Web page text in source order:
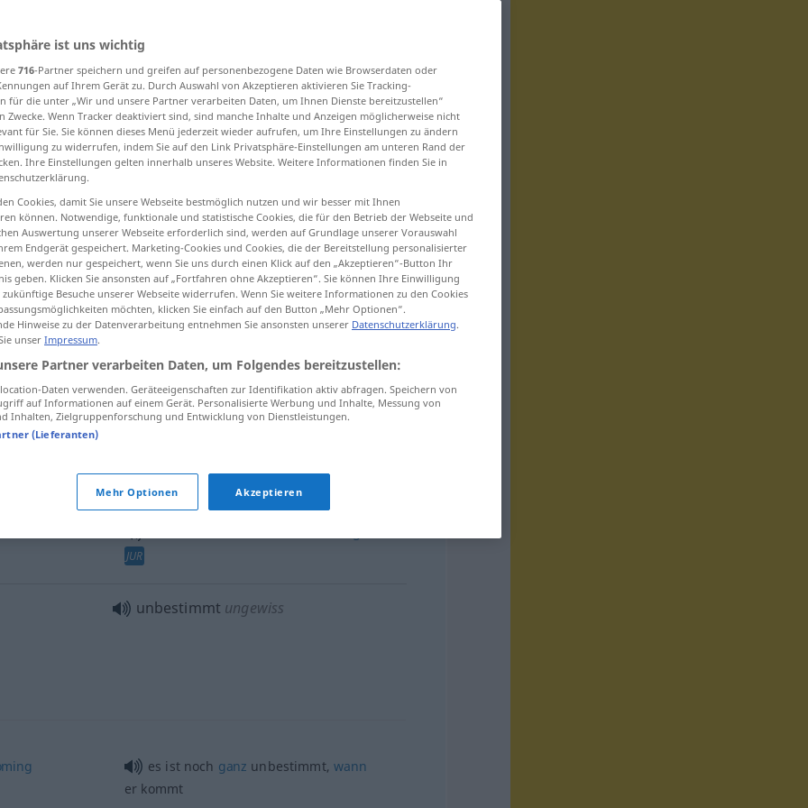
undecided vague, indefinite
indeterminate, indefinite
Anzahl etc
etwasauf unbestimmteZeit
verschieben
JUR
unbestimmt ungewiss
es ist noch ganz unbestimmt, wann
er kommt
ist uns wichtig
716-Partner speichern und greifen auf personenbezogene Daten wie Browserdaten oder
auf Ihrem Gerät zu. Durch Auswahl von Akzeptieren aktivieren Sie Tracking-
für die unter „Wir und unsere Partner verarbeiten Daten, um Ihnen Dienste bereitzustellen“
Zwecke. Wenn Tracker deaktiviert sind, sind manche Inhalte und Anzeigen möglicherweise nicht
für Sie. Sie können dieses Menü jederzeit wieder aufrufen, um Ihre Einstellungen zu ändern
zu widerrufen, indem Sie auf den Link Privatsphäre-Einstellungen am unteren Rand der
Ihre Einstellungen gelten innerhalb unseres Website. Weitere Informationen finden Sie in
Cookies, damit Sie unsere Webseite bestmöglich nutzen und wir besser mit Ihnen
können. Notwendige, funktionale und statistische Cookies, die für den Betrieb der Webseite und
Auswertung unserer Webseite erforderlich sind, werden auf Grundlage unserer Vorauswahl
Endgerät gespeichert. Marketing-Cookies und Cookies, die der Bereitstellung personalisierter
werden nur gespeichert, wenn Sie uns durch einen Klick auf den „Akzeptieren“-Button Ihr
geben. Klicken Sie ansonsten auf „Fortfahren ohne Akzeptieren“. Sie können Ihre Einwilligung
Besuche unserer Webseite widerrufen. Wenn Sie weitere Informationen zu den Cookies
möchten, klicken Sie einfach auf den Button „Mehr Optionen“.
Hinweise zu der Datenverarbeitung entnehmen Sie ansonsten unserer Datenschutzerklärung.
unser Impressum.
Partner verarbeiten Daten, um Folgendes bereitzustellen:
Daten verwenden. Geräteeigenschaften zur Identifikation aktiv abfragen. Speichern von
auf Informationen auf einem Gerät. Personalisierte Werbung und Inhalte, Messung von
Inhalten, Zielgruppenforschung und Entwicklung von Dienstleistungen.
(Lieferanten)
Mehr Optionen Akzeptieren